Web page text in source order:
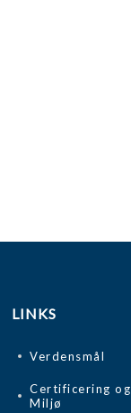
LINKS
Verdensmål
Certificering og
Miljø